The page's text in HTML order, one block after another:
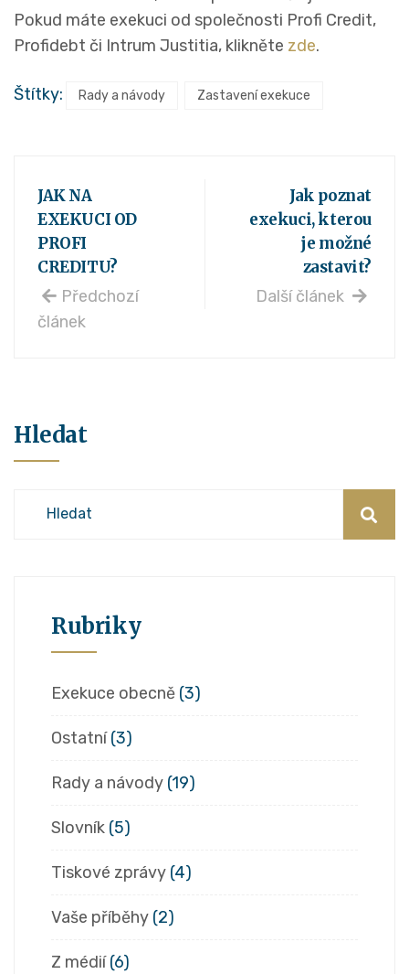
Pokud máte exekuci od společnosti Profi Credit,
Profidebt či Intrum Justitia, klikněte zde.
Štítky: Rady a návody Zastavení exekuce
JAK NA
EXEKUCI OD
PROFI
CREDITU?
Předchozí
článek
Jak poznat
exekuci, kterou
je možné
zastavit?
Další článek
Hledat
Rubriky
Exekuce obecně (3)
Ostatní(3)
Rady a návody (19)
Slovník (5)
Tiskové zprávy (4)
Vaše příběhy (2)
Z médií(6)